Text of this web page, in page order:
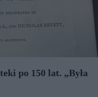
po 150 lat. „Była